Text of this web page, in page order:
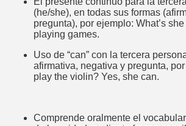
(he/she), en todas sus formas
pregunta), por ejemplo: What’s
playing games.
Uso de “can” con la tercera
afirmativa, negativa y pregunta,
play the violin? Yes, she can.
Comprende oralmente el